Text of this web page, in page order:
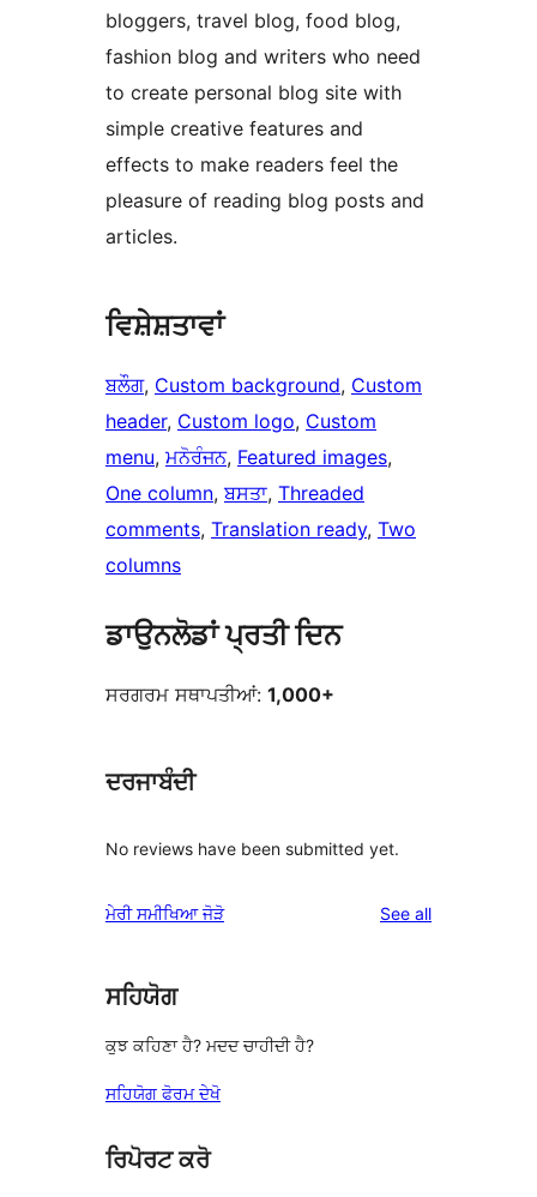
bloggers, travel blog, food blog,
fashion blog and writers who need
to create personal blog site with
simple creative features and
effects to make readers feel the
pleasure of reading blog posts and
articles.
ਵਿਸ਼ੇਸ਼ਤਾਵਾਂ
ਬਲੌਗ, Custom background, Custom
header, Custom logo, Custom
menu, ਮਨੋਰੰਜਨ, Featured images
One column, ਬਸਤਾ, Threaded
comments, Translation ready, Two
columns
ਡਾਉਨਲੋਡਾਂ ਪ੍ਰਤੀ ਦਿਨ
ਸਰਗਰਮ ਸਥਾਪਤੀਆਂ: 1,000+
ਦਰਜਾਬੰਦੀ
No reviews have been submitted yet.
ਮੇਰੀ ਸਮੀਖਿਆ ਜੋੜੋ See allreviews
ਸਹਿਯੋਗ
ਕੁਝ ਕਹਿਣਾ ਹੈ? ਮਦਦ ਚਾਹੀਦੀ ਹੈ?
ਸਹਿਯੋਗ ਫੋਰਮ ਦੇਖੋ
ਰਿਪੋਰਟ ਕਰੋ